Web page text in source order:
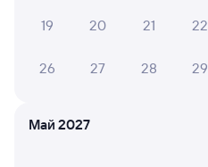
19 20 21 22
26 27 28 29
Май 2027